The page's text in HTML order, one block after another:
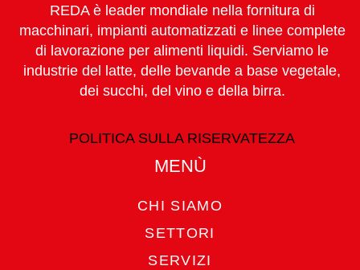
REDA è leader mondiale nella fornitura di
macchinari, impianti automatizzati e linee complete
di lavorazione per alimenti liquidi. Serviamo le
industrie del latte, delle bevande a base vegetale,
dei succhi, del vino e della birra.
POLITICA SULLA RISERVATEZZA
MENÙ
CHI SIAMO
SETTORI
SERVIZI